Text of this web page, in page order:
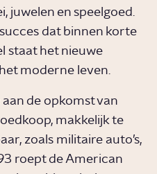
juwelen en speelgoed.
dat binnen korte
staat het nieuwe
moderne leven.
de opkomst van
makkelijk te
zoals militaire auto’s,
roept de American